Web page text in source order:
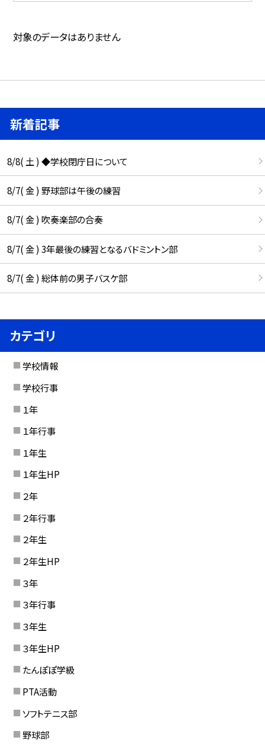
対象のデータはありません
新着記事
8/8( 土 ) ◆学校閉庁日について
8/7( 金 ) 野球部は午後の練習
8/7( 金 ) 吹奏楽部の合奏
8/7( 金 ) 3年最後の練習となるバドミントン部
8/7( 金 ) 総体前の男子バスケ部
カテゴリ
学校情報
学校行事
１年
１年行事
１年生
１年生HP
２年
２年行事
２年生
２年生HP
３年
３年行事
３年生
３年生HP
たんぽぽ学級
PTA活動
ソフトテニス部
野球部